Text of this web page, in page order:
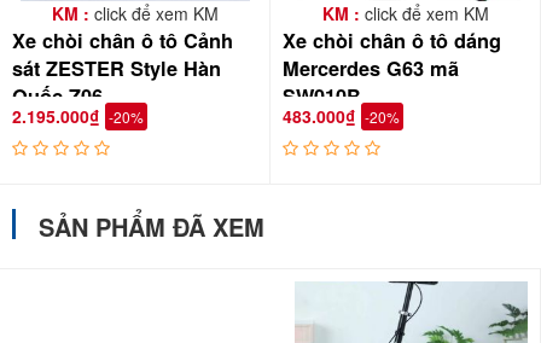
KM : click để xem KM
Xe chòi chân ô tô Cảnh
sát ZESTER Style Hàn
Quốc Z06
2.195.000₫ -20%
KM : click để xem KM
Xe chòi chân ô tô dáng
Mercerdes G63 mã
SW010B
483.000₫ -20%
SẢN PHẨM ĐÃ XEM